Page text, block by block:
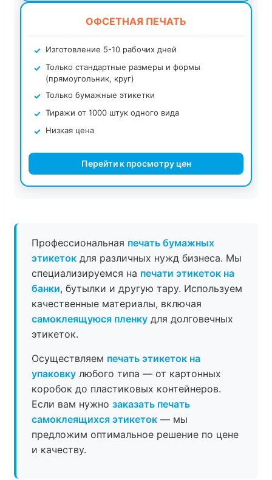
ОФСЕТНАЯ ПЕЧАТЬ
Изготовление 5-10 рабочих дней
Только стандартные размеры и формы
(прямоугольник, круг)
Только бумажные этикетки
Тиражи от 1000 штук одного вида
Низкая цена
Перейти к просмотру цен
Профессиональная печать бумажных
этикеток для различных нужд бизнеса. Мы
специализируемся на печати этикеток на
банки, бутылки и другую тару. Используем
качественные материалы, включая
самоклеящуюся пленку для долговечных
этикеток.
Осуществляем печать этикеток на
упаковку любого типа — от картонных
коробок до пластиковых контейнеров.
Если вам нужно заказать печать
самоклеящихся этикеток — мы
предложим оптимальное решение по цене
и качеству.